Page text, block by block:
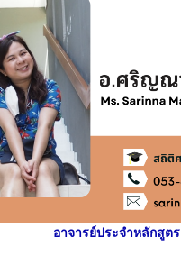
อาจารย์ประจำหลักสูตร